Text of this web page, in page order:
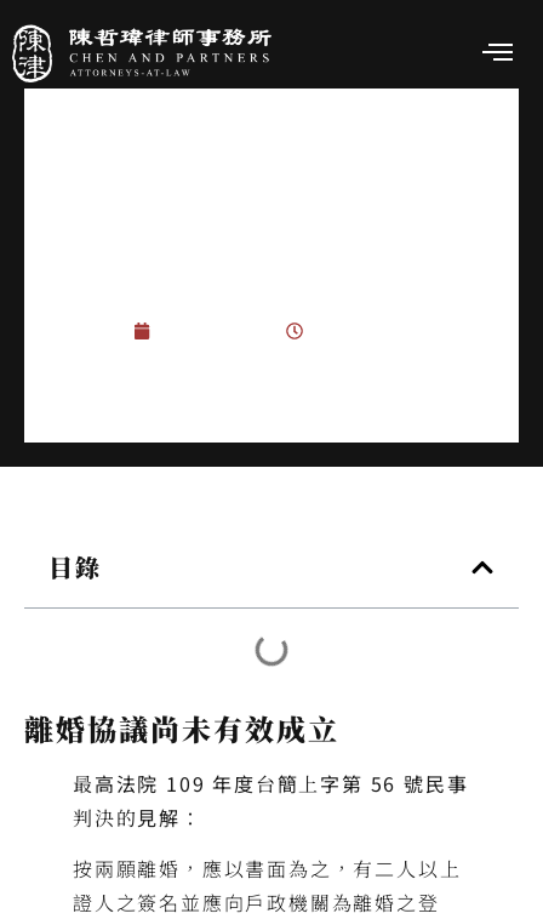
11 3 月, 2025
目錄
離婚協議尚未有效成立
最高法院 109 年度台簡上字第 56 號民事
判決的見解：
按兩願離婚，應以書面為之，有二人以上
證人之簽名並應向戶政機關為離婚之登